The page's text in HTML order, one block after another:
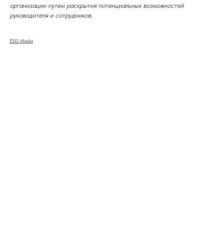
организации путем раскрытия потенциальных возможностей
руководителя и сотрудников.
ESG Media